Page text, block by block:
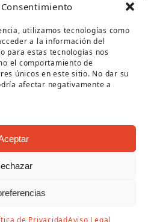
utilizamos tecnologías como
a la información del
para estas tecnologías nos
el comportamiento de
únicos en este sitio. No dar su
afectar negativamente a
de PrivacidadAviso Legal
la Diputación de Córdoba
- Ayuntamiento de
de Privacidad|Política de